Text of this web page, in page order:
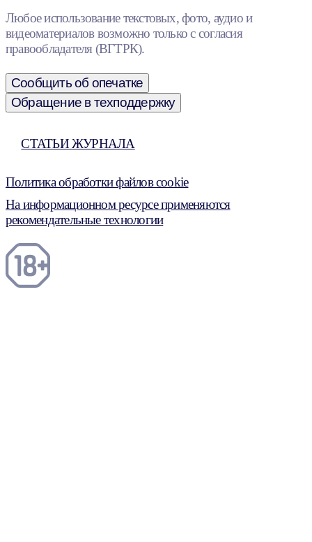
Любое использование текстовых, фото, аудио и
видеоматериалов возможно только с согласия
правообладателя (ВГТРК).
Сообщить об опечатке
Обращение в техподдержку
СТАТЬИ ЖУРНАЛА
Политика обработки файлов cookie
На информационном ресурсе применяются
рекомендательные технологии